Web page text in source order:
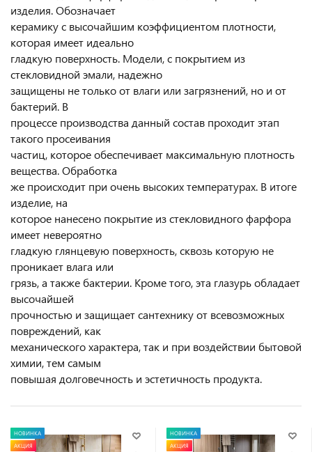
изделия. Обозначает
керамику с высочайшим коэффициентом плотности,
которая имеет идеально
гладкую поверхность. Модели, с покрытием из
стекловидной эмали, надежно
защищены не только от влаги или загрязнений, но и от
бактерий. В
процессе производства данный состав проходит этап
такого просеивания
частиц, которое обеспечивает максимальную плотность
вещества. Обработка
же происходит при очень высоких температурах. В итоге
изделие, на
которое нанесено покрытие из стекловидного фарфора
имеет невероятно
гладкую глянцевую поверхность, сквозь которую не
проникает влага или
грязь, а также бактерии. Кроме того, эта глазурь обладает
высочайшей
прочностью и защищает сантехнику от всевозможных
повреждений, как
механического характера, так и при воздействии бытовой
химии, тем самым
повышая долговечность и эстетичность продукта.
НОВИНКА
АКЦИЯ
НОВИНКА
АКЦИЯ